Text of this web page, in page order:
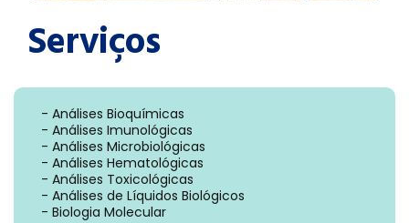
Serviços
- Análises Bioquímicas
- Análises Imunológicas
- Análises Microbiológicas
- Análises Hematológicas
- Análises Toxicológicas
- Análises de Líquidos Biológicos
- Biologia Molecular